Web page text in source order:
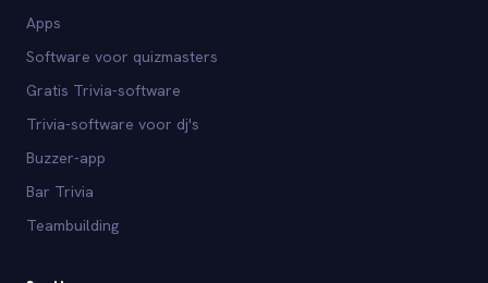
Apps
Software voor quizmasters
Gratis Trivia-software
Trivia-software voor dj's
Buzzer-app
Bar Trivia
Teambuilding